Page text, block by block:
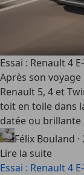
Essai : Renault 4
Après son
Renault 5, 4 et
toit en toile dans
datée ou brillante
Félix Bouland ·
Lire la suite
Essai : Renault 4